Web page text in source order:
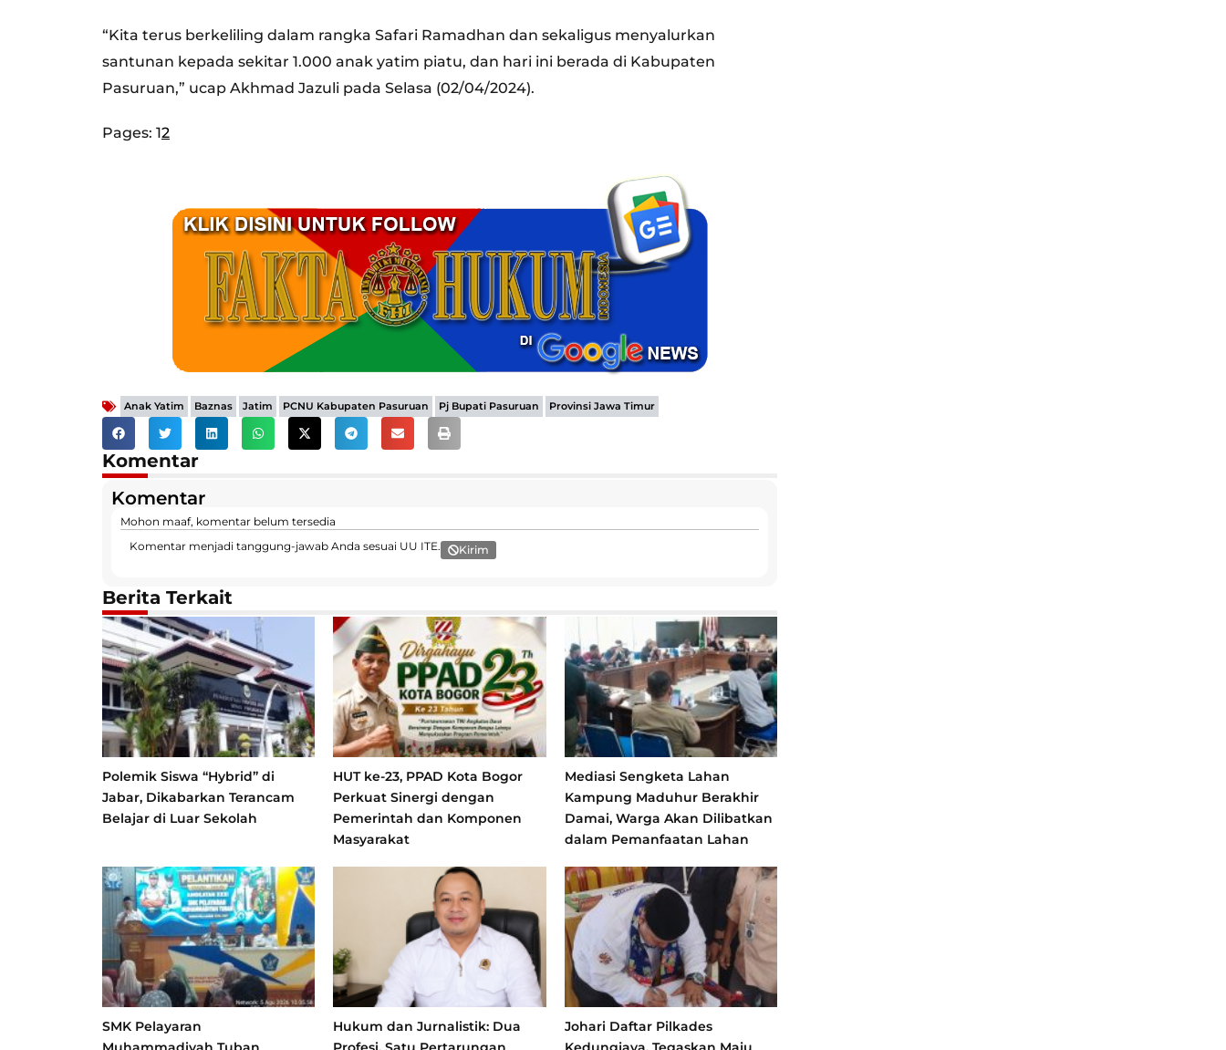
“Kita terus berkeliling dalam rangka Safari Ramadhan dan sekaligus menyalurkan
santunan kepada sekitar 1.000 anak yatim piatu, dan hari ini berada di Kabupaten
Pasuruan,” ucap Akhmad Jazuli pada Selasa (02/04/2024).
Pages: 12
Anak Yatim Baznas Jatim PCNU Kabupaten Pasuruan Pj Bupati Pasuruan Provinsi Jawa Timur
Komentar
Komentar
Mohon maaf, komentar belum tersedia
Komentar menjadi tanggung-jawab Anda sesuai UU ITE.
Kirim
Berita Terkait
Polemik Siswa “Hybrid” di
Jabar, Dikabarkan Terancam
Belajar di Luar Sekolah
HUT ke-23, PPAD Kota Bogor
Perkuat Sinergi dengan
Pemerintah dan Komponen
Masyarakat
Mediasi Sengketa Lahan
Kampung Maduhur Berakhir
Damai, Warga Akan Dilibatkan
dalam Pemanfaatan Lahan
SMK Pelayaran
Hukum dan Jurnalistik: Dua
Johari Daftar Pilkades